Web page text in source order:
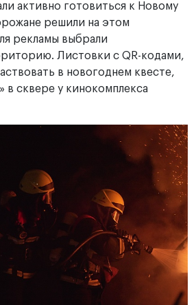
активно готовиться к Новому
решили на этом
рекламы выбрали
Листовки с QR-кодами,
в новогоднем квесте,
в сквере у кинокомплекса